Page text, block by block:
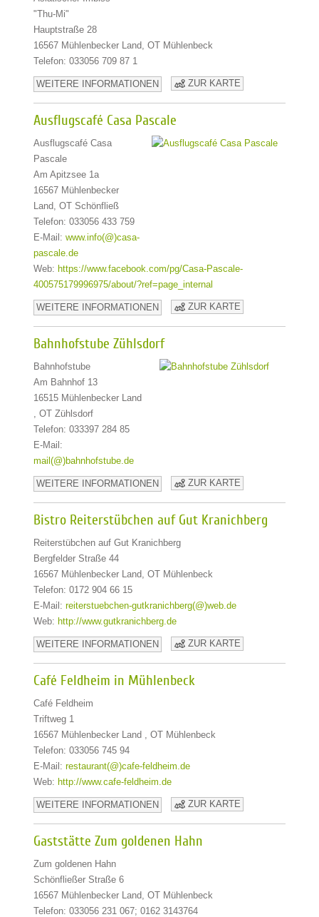
"Thu-Mi"
Hauptstraße 28
16567 Mühlenbecker Land, OT Mühlenbeck
Telefon: 033056 709 87 1
WEITERE INFORMATIONEN ZUR KARTE
Ausflugscafé Casa Pascale
Ausflugscafé Casa
Pascale
Am Apitzsee 1a
16567 Mühlenbecker
Land, OT Schönfließ
Telefon: 033056 433 759
E-Mail: www.info(@)casa-
pascale.de
Web: https://www.facebook.com/pg/Casa-Pascale-
400575179996975/about/?ref=page_internal
WEITERE INFORMATIONEN ZUR KARTE
Bahnhofstube Zühlsdorf
Bahnhofstube
Am Bahnhof 13
16515 Mühlenbecker Land
, OT Zühlsdorf
Telefon: 033397 284 85
E-Mail:
mail(@)bahnhofstube.de
WEITERE INFORMATIONEN ZUR KARTE
Bistro Reiterstübchen auf Gut Kranichberg
Reiterstübchen auf Gut Kranichberg
Bergfelder Straße 44
16567 Mühlenbecker Land, OT Mühlenbeck
Telefon: 0172 904 66 15
E-Mail: reiterstuebchen-gutkranichberg(@)web.de
Web: http://www.gutkranichberg.de
WEITERE INFORMATIONEN ZUR KARTE
Café Feldheim in Mühlenbeck
Café Feldheim
Triftweg 1
16567 Mühlenbecker Land , OT Mühlenbeck
Telefon: 033056 745 94
E-Mail: restaurant(@)cafe-feldheim.de
Web: http://www.cafe-feldheim.de
WEITERE INFORMATIONEN ZUR KARTE
Gaststätte Zum goldenen Hahn
Zum goldenen Hahn
Schönfließer Straße 6
16567 Mühlenbecker Land, OT Mühlenbeck
Telefon: 033056 231 067; 0162 3143764